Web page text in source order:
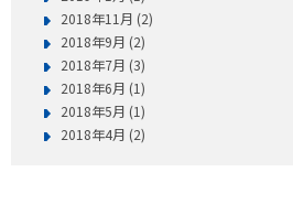
2018年11月 (2)
2018年9月 (2)
2018年7月 (3)
2018年6月 (1)
2018年5月 (1)
2018年4月 (2)